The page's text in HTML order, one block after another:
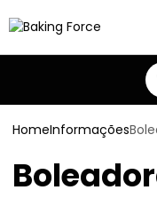
HomeInformações